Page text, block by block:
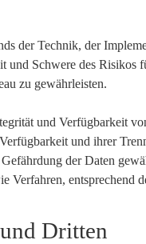
der Technik, der
Schwere des Risikos
zu gewährleisten.
und Verfügbarkeit
und ihrer
der Daten
entsprechend
Dritten